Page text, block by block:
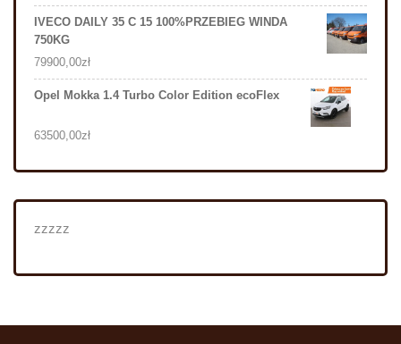
IVECO DAILY 35 C 15 100%PRZEBIEG WINDA
750KG
79900,00zł
Opel Mokka 1.4 Turbo Color Edition ecoFlex
63500,00zł
zzzzz